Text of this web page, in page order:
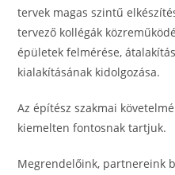
tervek magas szintű
tervező kollégák
épületek felmérése,
kialakításának kidolgozása.
Az építész szakmai
kiemelten fontosnak tartjuk.
Megrendelőink, partnereink